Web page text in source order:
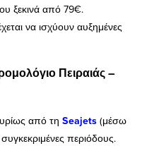
ξεκινά από 79€.
να ισχύουν αυξημένες
Πειραιάς –
από τη Seajets (μέσω
συγκεκριμένες περιόδους.